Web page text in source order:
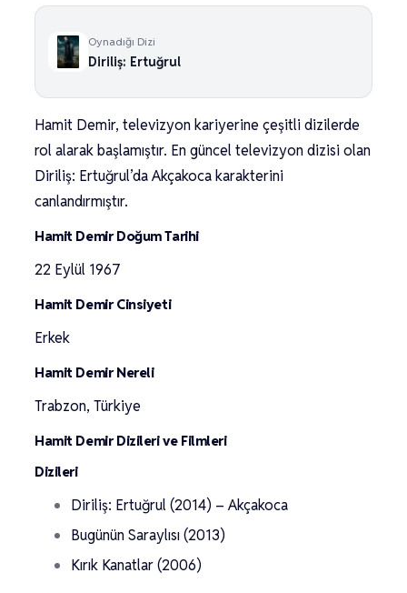
Oynadığı Dizi
Diriliş: Ertuğrul
Hamit Demir, televizyon kariyerine çeşitli dizilerde
rol alarak başlamıştır. En güncel televizyon dizisi olan
Diriliş: Ertuğrul’da Akçakoca karakterini
canlandırmıştır.
Hamit Demir Doğum Tarihi
22 Eylül 1967
Hamit Demir Cinsiyeti
Erkek
Hamit Demir Nereli
Trabzon, Türkiye
Hamit Demir Dizileri ve Filmleri
Dizileri
Diriliş: Ertuğrul (2014) – Akçakoca
Bugünün Saraylısı (2013)
Kırık Kanatlar (2006)